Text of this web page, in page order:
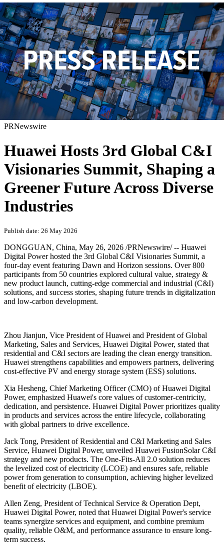
PRNewswire
Huawei Hosts 3rd Global C&I
Visionaries Summit, Shaping a
Greener Future Across Diverse
Industries
Publish date: 26 May 2026
DONGGUAN, China, May 26, 2026 /PRNewswire/ -- Huawei
Digital Power hosted the 3rd Global C&I Visionaries Summit, a
four-day event featuring Dawn and Horizon sessions. Over 800
participants from 50 countries explored cultural value, strategy &
new product launch, cutting-edge commercial and industrial (C&I)
solutions, and success stories, shaping future trends in digitalization
and low-carbon development.
Zhou Jianjun, Vice President of Huawei and President of Global
Marketing, Sales and Services, Huawei Digital Power, stated that
residential and C&I sectors are leading the clean energy transition.
Huawei strengthens capabilities and empowers partners, delivering
cost-effective PV and energy storage system (ESS) solutions.
Xia Hesheng, Chief Marketing Officer (CMO) of Huawei Digital
Power, emphasized Huawei's core values of customer-centricity,
dedication, and persistence. Huawei Digital Power prioritizes quality
in products and services across the entire lifecycle, collaborating
with global partners to drive excellence.
Jack Tong, President of Residential and C&I Marketing and Sales
Service, Huawei Digital Power, unveiled Huawei FusionSolar C&I
strategy and new products. The One-Fits-All 2.0 solution reduces
the levelized cost of electricity (LCOE) and ensures safe, reliable
power from generation to consumption, achieving higher levelized
benefit of electricity (LBOE).
Allen Zeng, President of Technical Service & Operation Dept,
Huawei Digital Power, noted that Huawei Digital Power's service
teams synergize services and equipment, and combine premium
quality, reliable O&M, and performance assurance to ensure long-
term success.